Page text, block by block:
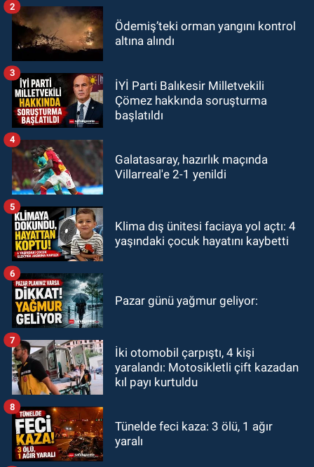
Ödemiş’teki orman yangını kontrol
altına alındı
2
İYİ Parti Balıkesir Milletvekili
Çömez hakkında soruşturma
başlatıldı
3
Galatasaray, hazırlık maçında
Villarreal'e 2-1 yenildi
4
Klima dış ünitesi faciaya yol açtı: 4
yaşındaki çocuk hayatını kaybetti
5
Pazar günü yağmur geliyor:
6
İki otomobil çarpıştı, 4 kişi
yaralandı: Motosikletli çift kazadan
kıl payı kurtuldu
7
Tünelde feci kaza: 3 ölü, 1 ağır
yaralı
8